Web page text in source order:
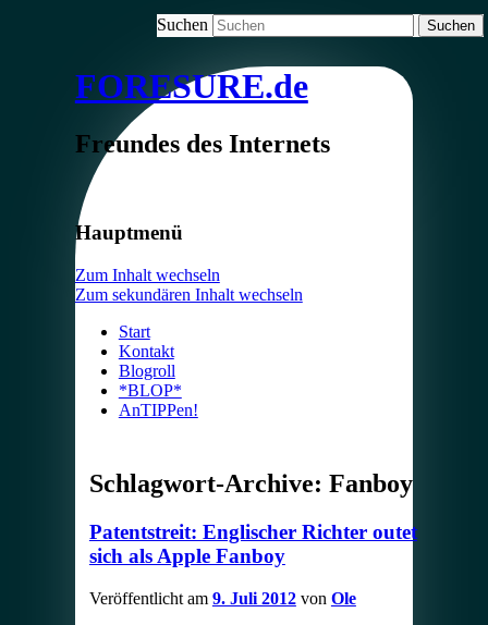
FORESURE.de
Freundes des Internets
Suchen
Hauptmenü
Zum Inhalt wechseln
Zum sekundären Inhalt wechseln
Start
Kontakt
Blogroll
*BLOP*
AnTIPPen!
Schlagwort-Archive: Fanboy
Patentstreit: Englischer Richter outet
sich als Apple Fanboy
Veröffentlicht am 9. Juli 2012 von Ole